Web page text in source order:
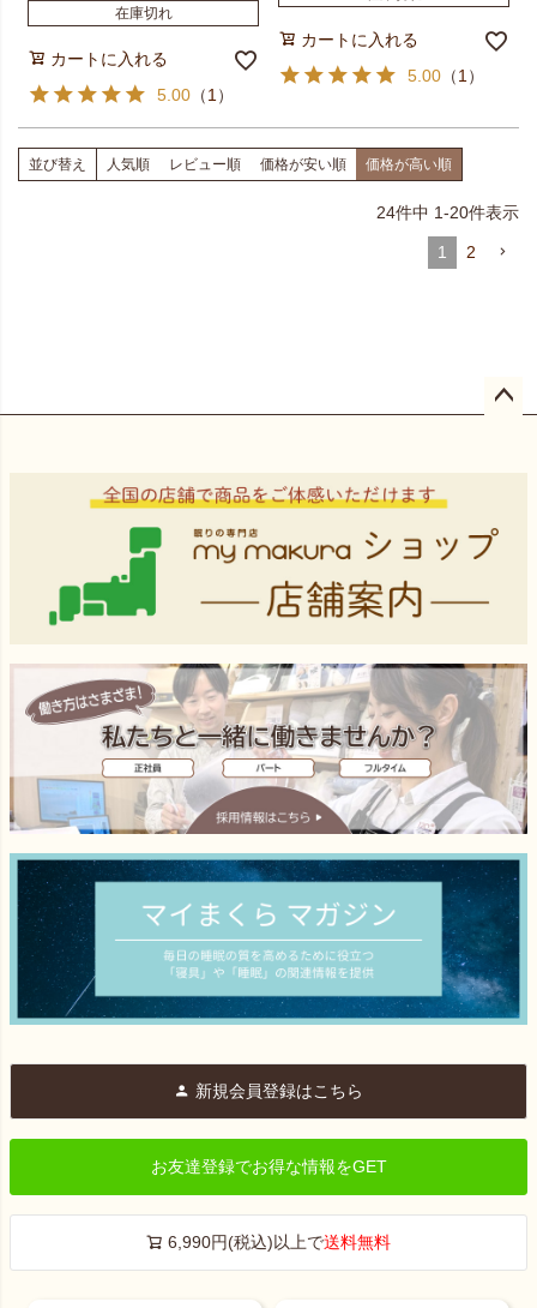
在庫切れ
カートに入れる
5.00 （1）
カートに入れる
5.00 （1）
並び替え 人気順 レビュー順 価格が安い順 価格が高い順
24件中 1-20件表示
1 2
新規会員登録はこちら
お友達登録でお得な情報をGET
6,990円(税込)以上で送料無料